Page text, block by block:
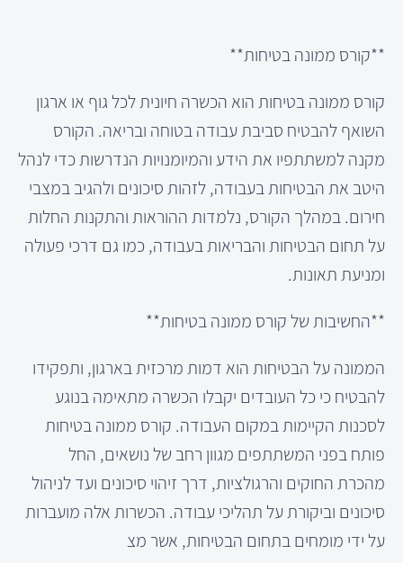
**קורס ממונה בטיחות**
קורס ממונה בטיחות הוא הכשרה חיונית לכל גוף או ארגון
השואף להבטיח סביבת עבודה בטוחה ובריאה. הקורס
מקנה למשתתפיו את הידע והמיומנויות הנדרשות כדי לנהל
היטב את הבטיחות בעבודה, לזהות סיכונים ולהגיב במצבי
חירום. במהלך הקורס, נלמדות ההוראות והתקנות החלות
על תחום הבטיחות והבריאות בעבודה, כמו גם דרכי פעולה
ומניעת תאונות.
**החשיבות של קורס ממונה בטיחות**
הממונה על הבטיחות הוא דמות מרכזית בארגון, ותפקידו
להבטיח כי כל העובדים יקבלו הכשרה מתאימה בנוגע
לסכנות הקיימות במקום העבודה. קורס ממונה בטיחות
פותח בפני המשתתפים מגוון רחב של נושאים, החל
מהכרת החוקים והרגולציות, דרך זיהוי סיכונים ועד לניהול
סיכונים וביקורת על תהליכי עבודה. הכשרות אלה מועברות
על ידי מומחים בתחום הבטיחות, אשר מצ